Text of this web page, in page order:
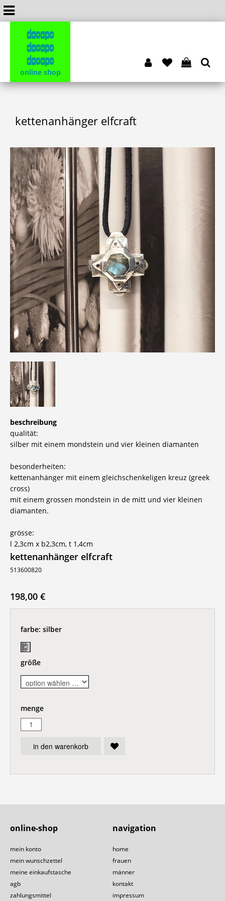
dacapo
dacapo
dacapo
online shop
kettenanhänger elfcraft
beschreibung
qualität:
silber mit einem mondstein und vier kleinen diamanten
besonderheiten:
kettenanhänger mit einem gleichschenkeligen kreuz (greek
cross)
mit einem grossen mondstein in de mitt und vier kleinen
diamanten.
grösse:
l 2,3cm x b2,3cm, t 1,4cm
kettenanhänger elfcraft
513600820
198,00 €
farbe: silber
größe
menge
in den warenkorb
navigation
home
frauen
männer
kontakt
impressum
online-shop
mein konto
mein wunschzettel
meine einkaufstasche
agb
zahlungsmittel